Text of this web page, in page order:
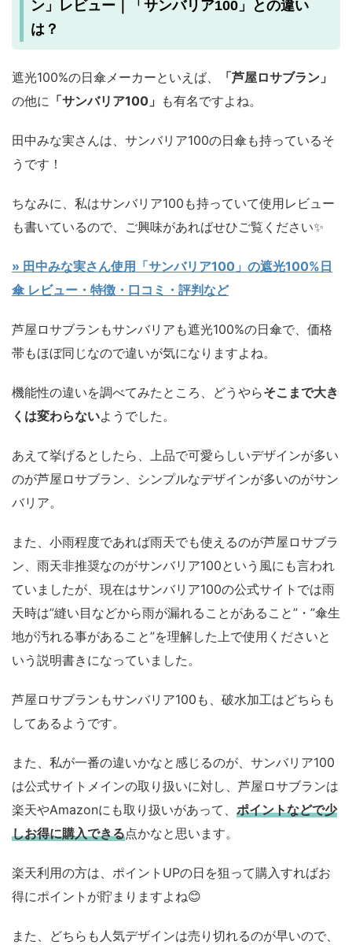
ン」レビュー｜「サンバリア100」との違い
は？
遮光100%の日傘メーカーといえば、
「芦屋ロサブラン」
の他に 「サンバリア100」 も有名ですよね。
田中みな実さんは、サンバリア100の日傘も持っているそ
うです！
ちなみに、私はサンバリア100も持っていて使用レビュー
も書いているので、ご興味があればせひご覧ください✨
» 田中みな実さん使用「サンバリア100」の遮光100%日
傘 レビュー・特徴・口コミ・評判など
芦屋ロサブランもサンバリアも遮光100%の日傘で、価格
帯もほぼ同じなので違いが気になりますよね。
機能性の違いを調べてみたところ、どうやらそこまで大き
くは変わらないようでした。
あえて挙げるとしたら、上品で可愛らしいデザインが多い
のが芦屋ロサブラン、シンプルなデザインが多いのがサン
バリア。
また、小雨程度であれば雨天でも使えるのが芦屋ロサブラ
ン、雨天非推奨なのがサンバリア100という風にも言われ
ていましたが、現在はサンバリア100の公式サイトでは雨
天時は”縫い目などから雨が漏れることがあること”・”傘生
地が汚れる事があること”を理解した上で使用くださいと
いう説明書きになっていました。
芦屋ロサブランもサンバリア100も、破水加工はどちらも
してあるようです。
また、私が一番の違いかなと感じるのが、サンバリア100
は公式サイトメインの取り扱いに対し、芦屋ロサブランは
楽天やAmazonにも取り扱いがあって、 ポイントなどで少
しお得に購入できる点かなと思います。
楽天利用の方は、ポイントUPの日を狙って購入すればお
得にポイントが貯まりますよね😊
また、どちらも人気デザインは売り切れるのが早いので、